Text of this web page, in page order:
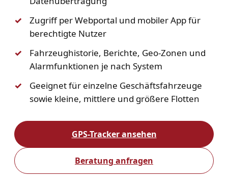
Zugriff per Webportal und mobiler App für
berechtigte Nutzer
Fahrzeughistorie, Berichte, Geo-Zonen und
Alarmfunktionen je nach System
Geeignet für einzelne Geschäftsfahrzeuge
sowie kleine, mittlere und größere Flotten
GPS-Tracker ansehen
Beratung anfragen